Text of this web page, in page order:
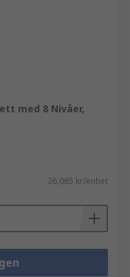
med 8 Nivåer,
26,085 kr/enhet